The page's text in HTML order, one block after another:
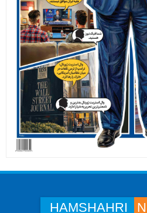
HAMSHAHRI